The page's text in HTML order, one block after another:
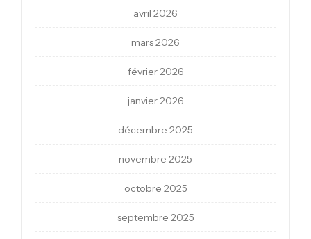
avril 2026
mars 2026
février 2026
janvier 2026
décembre 2025
novembre 2025
octobre 2025
septembre 2025